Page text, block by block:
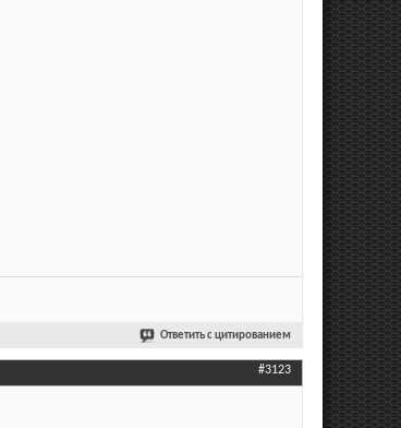
Ответить с цитированием
#3123